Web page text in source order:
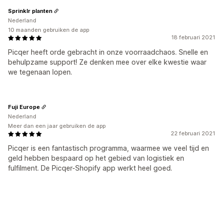
18 februari 2021
Picqer heeft orde gebracht in onze voorraadchaos. Snelle en
behulpzame support! Ze denken mee over elke kwestie waar
we tegenaan lopen.
Sprinklr planten
Nederland
10 maanden gebruiken de app
22 februari 2021
Picqer is een fantastisch programma, waarmee we veel tijd en
geld hebben bespaard op het gebied van logistiek en
fulfilment. De Picqer-Shopify app werkt heel goed.
Fuji Europe
Nederland
Meer dan een jaar gebruiken de app